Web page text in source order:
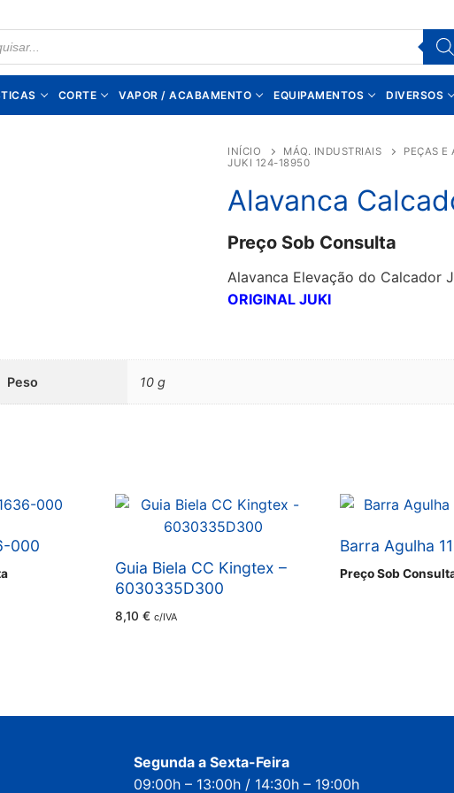
CORTE VAPOR / ACABAMENTO EQUIPAMENTOS DIVERSOS
INÍCIO MÁQ. INDUSTRIAIS PEÇAS E
JUKI 124-18950
Alavanca
Preço Sob Consulta
Alavanca Elevação do Calcador
ORIGINAL JUKI
Peso 10 g
000
Guia Biela CC Kingtex –
6030335D300
8,10€ c/IVA
Barra Agulha
Preço Sob
Segunda a Sexta-Feira
09:00h – 13:00h / 14:30h – 19:00h